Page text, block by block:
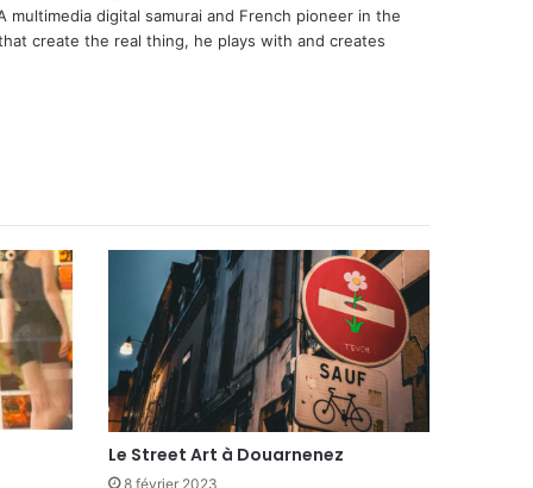
digital samurai and French pioneer in the
create the real thing, he plays with and creates
Le Street Art à Douarnenez
8 février 2023